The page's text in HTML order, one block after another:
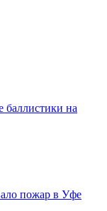
баллистики на
пожар в Уфе